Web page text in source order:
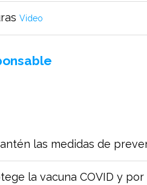
Video
las medidas de
la vacuna COVID y